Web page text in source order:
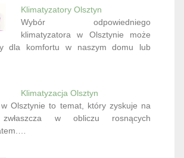
Klimatyzatory Olsztyn
Wybór odpowiedniego
klimatyzatora w Olsztynie może
dla komfortu w naszym domu lub
Klimatyzacja Olsztyn
w Olsztynie to temat, który zyskuje na
zwłaszcza w obliczu rosnących